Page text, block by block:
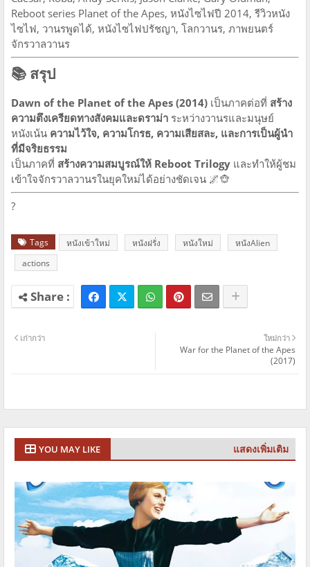
Reboot series Planet of the Apes, หนังไซไฟปี 2014, รีวิวหนัง
ไซไฟ, วานรพูดได้, หนังไซไฟปรัชญา, โลกวานร, ภาพยนตร์
จักรวาลวานร
📚 สรุป
Dawn of the Planet of the Apes (2014) เป็นภาคต่อที่ สร้าง
ความตึงเครียดทางสังคมและดราม่า ระหว่างวานรและมนุษย์
หนังเน้น ความไว้ใจ, ความโกรธ, ความเสียสละ, และการเป็นผู้นำ
ที่มีจริยธรรม
เป็นภาคที่ สร้างความสมบูรณ์ให้ Reboot Trilogy และทำให้ผู้ชม
เข้าใจจักรวาลวานรในยุคใหม่ได้อย่างชัดเจน 🌌🐵
?
Tags หนังเข้าใหม่ หนังฝรั่ง หนังใหม่
หนังAlien
actions
ใหม่กว่า
War for the Planet of the Apes
(2017)
เก่ากว่า
YOU MAY LIKE แสดงเพิ่มเติม